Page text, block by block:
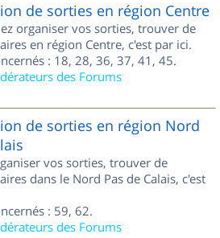
de sorties en région Centre
organiser vos sorties, trouver de
en région Centre, c'est par ici.
: 18, 28, 36, 37, 41, 45.
des Forums
de sorties en région Nord
vos sorties, trouver de
dans le Nord Pas de Calais, c'est
: 59, 62.
des Forums